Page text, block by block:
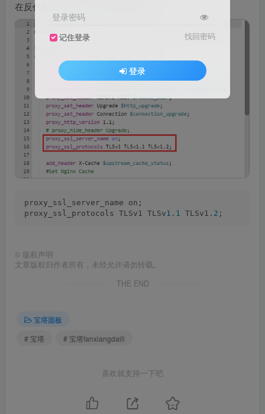
在反代配置中添加上相关的配置就好：
proxy_ssl_server_name on;
proxy_ssl_protocols TLSv1 TLSv1 . 1 TLSv1. 2 ;
© 版权声明
文章版权归作者所有，未经允许请勿转载。
THE END
宝塔面板
# 宝塔
# 宝塔fanxiangdaili
喜欢就支持一下吧
登录密码
记住登录 找回密码
登录